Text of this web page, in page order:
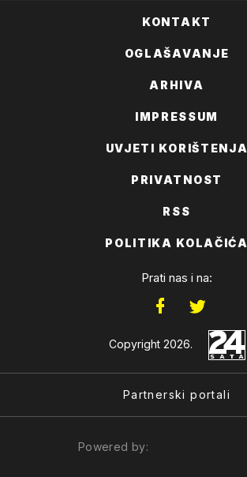
KONTAKT
OGLAŠAVANJE
ARHIVA
IMPRESSUM
UVJETI KORIŠTENJA
PRIVATNOST
RSS
POLITIKA KOLAČIĆA
Prati nas i na:
Copyright 2026.
Partnerski portali
Powered by: